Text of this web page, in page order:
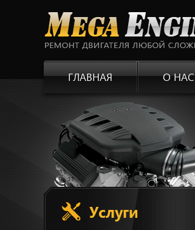
ГЛАВНАЯ О НАС
двигателя своего автомобиля.
Услуги